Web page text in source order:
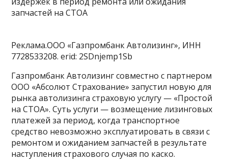
Реклама.ООО «Газпромбанк Автолизинг», ИНН
7728533208. erid: 2SDnjemp1Sb
Газпромбанк Автолизинг совместно с партнером
ООО «Абсолют Страхование» запустил новую для
рынка автолизинга страховую услугу — «Простой
на СТОА». Суть услуги — возмещение лизинговых
платежей за период, когда транспортное
средство невозможно эксплуатировать в связи с
ремонтом и ожиданием запчастей в результате
наступления страхового случая по каско.